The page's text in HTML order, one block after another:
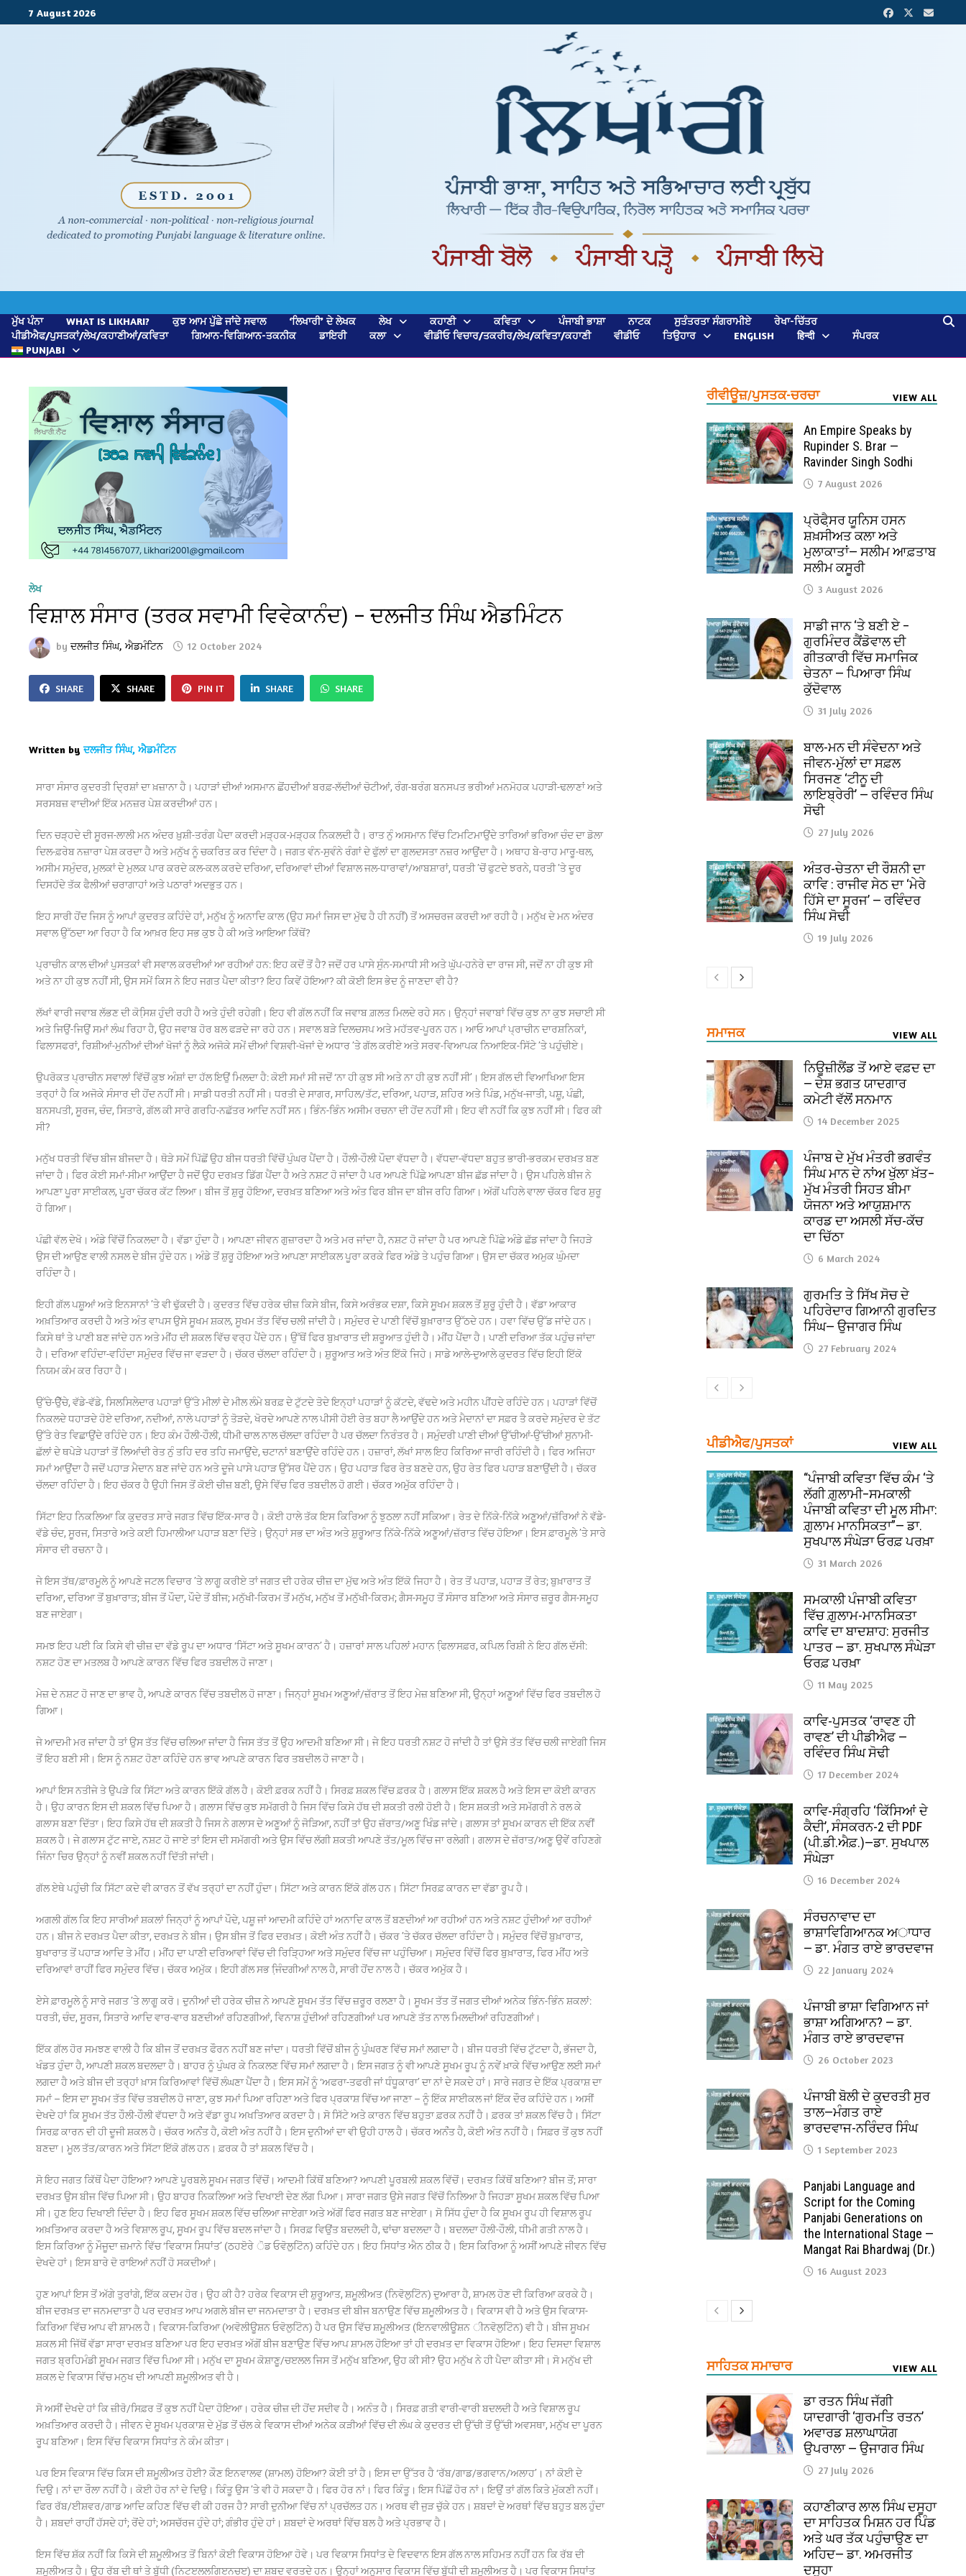
7 August 2026
ਮੁੱਖ ਪੰਨਾ WHAT IS LIKHARI? ਕੁਝ ਆਮ ਪੁੱਛੇ ਜਾਂਦੇ ਸਵਾਲ ‘ਲਿਖਾਰੀ’ ਦੇ ਲੇਖਕ ਲੇਖ ਕਹਾਣੀ ਕਵਿਤਾ ਪੰਜਾਬੀ ਭਾਸ਼ਾ ਨਾਟਕ ਸੁਤੰਤਰਤਾ ਸੰਗਰਾਮੀਏ
ਰੇਖਾ-ਚਿੱਤਰ
ਪੀਡੀਐਫ/ਪੁਸਤਕਾਂ/ਲੇਖ/ਕਹਾਣੀਆਂ/ਕਵਿਤਾ
ਗਿਆਨ-ਵਿਗਿਆਨ-ਤਕਨੀਕ ਡਾਇਰੀ ਕਲਾ ਵੀਡੀਓ ਵਿਚਾਰ/ਤਕਰੀਰ/ਲੇਖ/ਕਵਿਤਾ/ਕਹਾਣੀ ਵੀਡੀਓ ਤਿਉਹਾਰ ENGLISH हिन्दी
ਸੰਪਰਕ
PUNJABI
ਲੇਖ
ਵਿਸ਼ਾਲ ਸੰਸਾਰ (ਤਰਕ ਸਵਾਮੀ ਵਿਵੇਕਾਨੰਦ) – ਦਲਜੀਤ ਸਿੰਘ ਐਡਮਿੰਟਨ
byਦਲਜੀਤ ਸਿੰਘ, ਐਡਮੰਟਿਨ 12 October 2024
SHARE SHARE PIN IT SHARE SHARE
Written by ਦਲਜੀਤ ਸਿੰਘ, ਐਡਮੰਟਿਨ
ਸਾਰਾ ਸੰਸਾਰ ਕੁਦਰਤੀ ਦ੍ਰਿਸ਼ਾਂ ਦਾ ਖ਼ਜ਼ਾਨਾ ਹੈ। ਪਹਾੜਾਂ ਦੀਆਂ ਅਸਮਾਨ ਛੋਂਹਦੀਆਂ ਬਰਫ਼-ਲੱਦੀਆਂ ਚੋਟੀਆਂ, ਰੰਗ-ਬਰੰਗ ਬਨਸਪਤ ਭਰੀਆਂ ਮਨਮੋਹਕ ਪਹਾੜੀ-ਢਲਾਣਾਂ ਅਤੇ
ਸਰਸਬਜ਼ ਵਾਦੀਆਂ ਇੱਕ ਮਨਜ਼ਰ ਪੇਸ਼ ਕਰਦੀਆਂ ਹਨ।
ਦਿਨ ਚੜ੍ਹਦੇ ਦੀ ਸੂਰਜ-ਲਾਲੀ ਮਨ ਅੰਦਰ ਖ਼ੁਸ਼ੀ-ਤਰੰਗ ਪੈਦਾ ਕਰਦੀ ਮੜ੍ਹਕ-ਮੜ੍ਹਕ ਨਿਕਲਦੀ ਹੈ। ਰਾਤ ਨੁੰ ਅਸਮਾਨ ਵਿੱਚ ਟਿਮਟਿਮਾਉਂਦੇ ਤਾਰਿਆਂ ਭਰਿਆ ਚੰਦ ਦਾ ਡੋਲਾ
ਦਿਲ-ਫ਼ਰੇਬ ਨਜ਼ਾਰਾ ਪੇਸ਼ ਕਰਦਾ ਹੈ ਅਤੇ ਮਨੁੱਖ ਨੂੰ ਚਕਰਿਤ ਕਰ ਦਿੰਦਾ ਹੈ। ਜਗਤ ਵੰਨ-ਸੁਵੰਨੇ ਰੰਗਾਂ ਦੇ ਫੁੱਲਾਂ ਦਾ ਗੁਲਦਸਤਾ ਨਜ਼ਰ ਆਉਂਦਾ ਹੈ। ਅਥਾਹ ਬੇ-ਰਾਹ ਮਾਰੂ-ਥਲ,
ਅਸੀਮ ਸਮੁੰਦਰ, ਮੁਲਕਾਂ ਦੇ ਮੁਲਕ ਪਾਰ ਕਰਦੇ ਕਲ-ਕਲ ਕਰਦੇ ਦਰਿਆ, ਦਰਿਆਵਾਂ ਦੀਆਂ ਵਿਸ਼ਾਲ ਜਲ-ਧਾਰਾਵਾਂ/ਆਬਸ਼ਾਰਾਂ, ਧਰਤੀ ’ਚੋਂ ਫੁਟਦੇ ਝਰਨੇ, ਧਰਤੀ ’ਤੇ ਦੂਰ
ਦਿਸਹੱਦੇ ਤੱਕ ਫੈਲੀਆਂ ਚਰਾਗਾਹਾਂ ਅਤੇ ਪਠਾਰਾਂ ਅਦਭੁਤ ਹਨ।
ਇਹ ਸਾਰੀ ਹੋਂਦ ਜਿਸ ਨੂੰ ਆਪਾਂ ਕੁਦਰਤ ਕਹਿੰਦੇ ਹਾਂ, ਮਨੁੱਖ ਨੂੰ ਅਨਾਦਿ ਕਾਲ (ਉਹ ਸਮਾਂ ਜਿਸ ਦਾ ਮੁੱਢ ਹੈ ਹੀ ਨਹੀਂ) ਤੋਂ ਅਸਚਰਜ ਕਰਦੀ ਆ ਰਹੀ ਹੈ। ਮਨੁੱਖ ਦੇ ਮਨ ਅੰਦਰ
ਸਵਾਲ ਉੱਠਦਾ ਆ ਰਿਹਾ ਹੈ ਕਿ ਆਖ਼ਰ ਇਹ ਸਭ ਕੁਝ ਹੈ ਕੀ ਅਤੇ ਆਇਆ ਕਿੱਥੋਂ?
ਪ੍ਰਾਚੀਨ ਕਾਲ ਦੀਆਂ ਪੁਸਤਕਾਂ ਵੀ ਸਵਾਲ ਕਰਦੀਆਂ ਆ ਰਹੀਆਂ ਹਨ: ਇਹ ਕਦੋਂ ਤੋਂ ਹੈ? ਜਦੋਂ ਹਰ ਪਾਸੇ ਸੁੰਨ-ਸਮਾਧੀ ਸੀ ਅਤੇ ਘੁੱਪ-ਹਨੇਰੇ ਦਾ ਰਾਜ ਸੀ, ਜਦੋਂ ਨਾ ਹੀ ਕੁਝ ਸੀ
ਅਤੇ ਨਾ ਹੀ ਕੁਝ ਨਹੀਂ ਸੀ, ਉਸ ਸਮੇਂ ਕਿਸ ਨੇ ਇਹ ਜਗਤ ਪੈਦਾ ਕੀਤਾ? ਇਹ ਕਿਵੇਂ ਹੋਇਆ? ਕੀ ਕੋਈ ਇਸ ਭੇਦ ਨੂੰ ਜਾਣਦਾ ਵੀ ਹੈ?
ਲੱਖਾਂ ਵਾਰੀ ਜਵਾਬ ਲੱਭਣ ਦੀ ਕੋਸਿ਼ਸ਼ ਹੁੰਦੀ ਰਹੀ ਹੈ ਅਤੇ ਹੁੰਦੀ ਰਹੇਗੀ। ਇਹ ਵੀ ਗੱਲ ਨਹੀਂ ਕਿ ਜਵਾਬ ਗ਼ਲਤ ਮਿਲਦੇ ਰਹੇ ਸਨ। ਉਨ੍ਹਾਂ ਜਵਾਬਾਂ ਵਿੱਚ ਕੁਝ ਨਾ ਕੁਝ ਸਚਾਈ ਸੀ
ਅਤੇ ਜਿਉਂ-ਜਿਉਂ ਸਮਾਂ ਲੰਘ ਰਿਹਾ ਹੈ, ਉਹ ਜਵਾਬ ਹੋਰ ਬਲ ਫੜਦੇ ਜਾ ਰਹੇ ਹਨ। ਸਵਾਲ ਬੜੇ ਦਿਲਚਸਪ ਅਤੇ ਮਹੱਤਵ-ਪੂਰਨ ਹਨ। ਆਓ ਆਪਾਂ ਪ੍ਰਾਚੀਨ ਦਾਰਸ਼ਨਿਕਾਂ,
ਫਿਲਾਸਫਰਾਂ, ਰਿਸ਼ੀਆਂ-ਮੁਨੀਆਂ ਦੀਆਂ ਖੋਜਾਂ ਨੂੰ ਲੈਕੇ ਅਜੋਕੇ ਸਮੇਂ ਦੀਆਂ ਵਿਸ਼ਵੀ-ਖੋਜਾਂ ਦੇ ਅਧਾਰ ’ਤੇ ਗੱਲ ਕਰੀਏ ਅਤੇ ਸਰਵ-ਵਿਆਪਕ ਨਿਆਇਕ-ਸਿੱਟੇ ’ਤੇ ਪਹੁੰਚੀਏ।
ਉਪਰੋਕਤ ਪ੍ਰਾਚੀਨ ਸਵਾਲਾਂ ਵਿੱਚੋਂ ਕੁਝ ਅੰਸ਼ਾਂ ਦਾ ਹੱਲ ਇਉਂ ਮਿਲਦਾ ਹੈ: ਕੋਈ ਸਮਾਂ ਸੀ ਜਦੋਂ ‘ਨਾ ਹੀ ਕੁਝ ਸੀ ਅਤੇ ਨਾ ਹੀ ਕੁਝ ਨਹੀਂ ਸੀ’। ਇਸ ਗੱਲ ਦੀ ਵਿਆਖਿਆ ਇਸ
ਤਰ੍ਹਾਂ ਹੈ ਕਿ ਅਜੋਕੇ ਸੰਸਾਰ ਦੀ ਹੋਂਦ ਨਹੀਂ ਸੀ। ਸਾਡੀ ਧਰਤੀ ਨਹੀਂ ਸੀ। ਧਰਤੀ ਦੇ ਸਾਗਰ, ਸਾਹਿਲ/ਤੱਟ, ਦਰਿਆ, ਪਹਾੜ, ਸ਼ਹਿਰ ਅਤੇ ਪਿੰਡ, ਮਨੁੱਖ-ਜਾਤੀ, ਪਸ਼ੂ, ਪੰਛੀ,
ਬਨਸਪਤੀ, ਸੂਰਜ, ਚੰਦ, ਸਿਤਾਰੇ, ਗੱਲ ਕੀ ਸਾਰੇ ਗਰਹਿ-ਨਛੱਤਰ ਆਦਿ ਨਹੀਂ ਸਨ। ਭਿੰਨ-ਭਿੰਨ ਅਸੀਮ ਰਚਨਾ ਦੀ ਹੋਂਦ ਨਹੀਂ ਸੀ। ਇਹ ਵੀ ਨਹੀਂ ਕਿ ਕੁਝ ਨਹੀਂ ਸੀ। ਫਿਰ ਕੀ
ਸੀ?
ਮਨੁੱਖ ਧਰਤੀ ਵਿੱਚ ਬੀਜ ਬੀਜਦਾ ਹੈ। ਥੋੜੇ ਸਮੇਂ ਪਿੱਛੋਂ ਉਹ ਬੀਜ ਧਰਤੀ ਵਿੱਚੋਂ ਪੁੰਘਰ ਪੈਂਦਾ ਹੈ। ਹੌਲੀ-ਹੌਲੀ ਪੌਦਾ ਵੱਧਦਾ ਹੈ। ਵੱਧਦਾ-ਵੱਧਦਾ ਬਹੁਤ ਭਾਰੀ-ਭਰਕਮ ਦਰਖ਼ਤ ਬਣ
ਜਾਂਦਾ ਹੈ। ਫਿਰ ਕੋਈ ਸਮਾਂ-ਸੀਮਾ ਆਉਂਦਾ ਹੈ ਜਦੋਂ ਉਹ ਦਰਖ਼ਤ ਡਿੱਗ ਪੈਂਦਾ ਹੈ ਅਤੇ ਨਸ਼ਟ ਹੋ ਜਾਂਦਾ ਹੈ ਪਰ ਆਪਣੇ ਪਿੱਛੇ ਆਪਣਾ ਬੀਜ ਛੱਡ ਜਾਂਦਾ ਹੈ। ਉਸ ਪਹਿਲੇ ਬੀਜ ਨੇ
ਆਪਣਾ ਪੂਰਾ ਸਾਈਕਲ, ਪੂਰਾ ਚੱਕਰ ਕੱਟ ਲਿਆ। ਬੀਜ ਤੋਂ ਸ਼ੁਰੂ ਹੋਇਆ, ਦਰਖ਼ਤ ਬਣਿਆ ਅਤੇ ਅੰਤ ਫਿਰ ਬੀਜ ਦਾ ਬੀਜ ਰਹਿ ਗਿਆ। ਅੱਗੋਂ ਪਹਿਲੇ ਵਾਲਾ ਚੱਕਰ ਫਿਰ ਸ਼ੁਰੂ
ਹੋ ਗਿਆ।
ਪੰਛੀ ਵੱਲ ਦੇਖੋ। ਅੰਡੇ ਵਿੱਚੋਂ ਨਿਕਲਦਾ ਹੈ। ਵੱਡਾ ਹੁੰਦਾ ਹੈ। ਆਪਣਾ ਜੀਵਨ ਗੁਜ਼ਾਰਦਾ ਹੈ ਅਤੇ ਮਰ ਜਾਂਦਾ ਹੈ, ਨਸ਼ਟ ਹੋ ਜਾਂਦਾ ਹੈ ਪਰ ਆਪਣੇ ਪਿੱਛੇ ਅੰਡੇ ਛੱਡ ਜਾਂਦਾ ਹੈ ਜਿਹੜੇ
ਉਸ ਦੀ ਆਉਣ ਵਾਲੀ ਨਸਲ ਦੇ ਬੀਜ ਹੁੰਦੇ ਹਨ। ਅੰਡੇ ਤੋਂ ਸ਼ੁਰੂ ਹੋਇਆ ਅਤੇ ਆਪਣਾ ਸਾਈਕਲ ਪੂਰਾ ਕਰਕੇ ਫਿਰ ਅੰਡੇ ਤੇ ਪਹੁੰਚ ਗਿਆ। ਉਸ ਦਾ ਚੱਕਰ ਅਮੁਕ ਘੁੰਮਦਾ
ਰਹਿੰਦਾ ਹੈ।
ਇਹੀ ਗੱਲ ਪਸ਼ੂਆਂ ਅਤੇ ਇਨਸਾਨਾਂ ’ਤੇ ਵੀ ਢੁੱਕਦੀ ਹੈ। ਕੁਦਰਤ ਵਿੱਚ ਹਰੇਕ ਚੀਜ਼ ਕਿਸੇ ਬੀਜ, ਕਿਸੇ ਅਰੰਭਕ ਦਸ਼ਾ, ਕਿਸੇ ਸੂਖਮ ਸ਼ਕਲ ਤੋਂ ਸ਼ੁਰੂ ਹੁੰਦੀ ਹੈ। ਵੱਡਾ ਆਕਾਰ
ਅਖ਼ਤਿਆਰ ਕਰਦੀ ਹੈ ਅਤੇ ਅੰਤ ਵਾਪਸ ਉਸੇ ਸੂਖਮ ਸ਼ਕਲ, ਸੂਖਮ ਤੱਤ ਵਿੱਚ ਚਲੀ ਜਾਂਦੀ ਹੈ। ਸਮੁੰਦਰ ਦੇ ਪਾਣੀ ਵਿੱਚੋਂ ਬੁਖ਼ਾਰਾਤ ਉੱਠਦੇ ਹਨ। ਹਵਾ ਵਿੱਚ ਉੱਡ ਜਾਂਦੇ ਹਨ।
ਕਿਸੇ ਥਾਂ ਤੇ ਪਾਣੀ ਬਣ ਜਾਂਦੇ ਹਨ ਅਤੇ ਮੀਂਹ ਦੀ ਸ਼ਕਲ ਵਿੱਚ ਵਰ੍ਹ ਪੈਂਦੇ ਹਨ। ਉੱਥੋਂ ਫਿਰ ਬੁਖ਼ਾਰਾਤ ਦੀ ਸ਼ਰੂਆਤ ਹੁੰਦੀ ਹੈ। ਮੀਂਹ ਪੈਂਦਾ ਹੈ। ਪਾਣੀ ਦਰਿਆ ਤੱਕ ਪਹੁੰਚ ਜਾਂਦਾ
ਹੈ। ਦਰਿਆ ਵਹਿੰਦਾ-ਵਹਿੰਦਾ ਸਮੁੰਦਰ ਵਿੱਚ ਜਾ ਵੜਦਾ ਹੈ। ਚੱਕਰ ਚੱਲਦਾ ਰਹਿੰਦਾ ਹੈ। ਸ਼ੁਰੂਆਤ ਅਤੇ ਅੰਤ ਇੱਕੋ ਜਿਹੇ। ਸਾਡੇ ਆਲੇ-ਦੁਆਲੇ ਕੁਦਰਤ ਵਿੱਚ ਇਹੀ ਇੱਕੋ
ਨਿਯਮ ਕੰਮ ਕਰ ਰਿਹਾ ਹੈ।
ਉੱਚੇ-ਉੇੱਚੇ, ਵੱਡੇ-ਵੱਡੇ, ਸਿਲਸਿਲੇਦਾਰ ਪਹਾੜਾਂ ਉੱਤੇ ਮੀਲਾਂ ਦੇ ਮੀਲ ਲੰਮੇ ਬਰਫ਼ ਦੇ ਟੁੱਟਦੇ ਤੋਦੇ ਇਨ੍ਹਾਂ ਪਹਾੜਾਂ ਨੂੰ ਕੱਟਦੇ, ਵੱਢਦੇ ਅਤੇ ਮਹੀਨ ਪੀਂਹਦੇ ਰਹਿੰਦੇ ਹਨ। ਪਹਾੜਾਂ ਵਿੱਚੋਂ
ਨਿਕਲਦੇ ਧਹਾੜਦੇ ਹੋਏ ਦਰਿਆ, ਨਦੀਆਂ, ਨਾਲੇ ਪਹਾੜਾਂ ਨੂੰ ਤੋੜਦੇ, ਖੋਰਦੇ ਆਪਣੇ ਨਾਲ ਪੀਸੀ ਹੋਈ ਰੇਤ ਬਹਾ ਲੈ ਆਉਂਦੇ ਹਨ ਅਤੇ ਮੈਦਾਨਾਂ ਦਾ ਸਫ਼ਰ ਤੈ ਕਰਦੇ ਸਮੁੰਦਰ ਦੇ ਤੱਟ
ਉੱਤੇ ਰੇਤ ਵਿਛਾਉਂਦੇ ਰਹਿੰਦੇ ਹਨ। ਇਹ ਕੰਮ ਹੌਲੀ-ਹੌਲੀ, ਧੀਮੀ ਚਾਲ ਨਾਲ ਚੱਲਦਾ ਰਹਿੰਦਾ ਹੈ ਪਰ ਚੱਲਦਾ ਨਿਰੰਤਰ ਹੈ। ਸਮੁੰਦਰੀ ਪਾਣੀ ਦੀਆਂ ਉੱਚੀਆਂ-ਉੱਚੀਆਂ ਸੁਨਾਮੀ-
ਛੱਲਾਂ ਦੇ ਥਪੇੜੇ ਪਹਾੜਾਂ ਤੋਂ ਲਿਆਂਦੀ ਰੇਤ ਨੁੰ ਤਹਿ ਦਰ ਤਹਿ ਜਮਾਉਂਦੇ, ਚਟਾਨਾਂ ਬਣਾਉਂਦੇ ਰਹਿੰਦੇ ਹਨ। ਹਜ਼ਾਰਾਂ, ਲੱਖਾਂ ਸਾਲ ਇਹ ਕਿਰਿਆ ਜਾਰੀ ਰਹਿੰਦੀ ਹੈ। ਫਿਰ ਅਜਿਹਾ
ਸਮਾਂ ਆਉਂਦਾ ਹੈ ਜਦੋਂ ਪਹਾੜ ਮੈਦਾਨ ਬਣ ਜਾਂਦੇ ਹਨ ਅਤੇ ਦੂਜੇ ਪਾਸੇ ਪਹਾੜ ਉੱਸਰ ਪੈਂਦੇ ਹਨ। ਉਹ ਪਹਾੜ ਫਿਰ ਰੇਤ ਬਣਦੇ ਹਨ, ਉਹ ਰੇਤ ਫਿਰ ਪਹਾੜ ਬਣਾਉਂਦੀ ਹੈ। ਚੱਕਰ
ਚੱਲਦਾ ਰਹਿੰਦਾ ਹੈ। ਇਹ ਚੱਕਰ ਹੈ ਉਹੀ ਜਿਸ ਤੋਂ ਕੋਈ ਚੀਜ਼ ਬਣੀ, ਉਸੇ ਵਿੱਚ ਫਿਰ ਤਬਦੀਲ ਹੋ ਗਈ। ਚੱਕਰ ਅਮੁੱਕ ਰਹਿੰਦਾ ਹੈ।
ਸਿੱਟਾ ਇਹ ਨਿਕਲਿਆ ਕਿ ਕੁਦਰਤ ਸਾਰੇ ਜਗਤ ਵਿੱਚ ਇੱਕ-ਸਾਰ ਹੈ। ਕੋਈ ਹਾਲੇ ਤੱਕ ਇਸ ਕਿਰਿਆ ਨੂੰ ਝੁਠਲਾ ਨਹੀਂ ਸਕਿਆ। ਰੇਤ ਦੇ ਨਿੱਕੇ-ਨਿੱਕੇ ਅਣੂਆਂ/ਜ਼ੱਰਿਆਂ ਨੇ ਵੱਡੇ-
ਵੱਡੇ ਚੰਦ, ਸੂਰਜ, ਸਿਤਾਰੇ ਅਤੇ ਕਈ ਹਿਮਾਲੀਆ ਪਹਾੜ ਬਣਾ ਦਿੱਤੇ। ਉਨ੍ਹਾਂ ਸਭ ਦਾ ਅੰਤ ਅਤੇ ਸ਼ੁਰੂਆਤ ਨਿੱਕੇ-ਨਿੱਕੇ ਅਣੂਆਂ/ਜ਼ੱਰਾਤ ਵਿੱਚ ਹੋਇਆ। ਇਸ ਫ਼ਾਰਮੂਲੇ ’ਤੇ ਸਾਰੇ
ਸੰਸਾਰ ਦੀ ਰਚਨਾ ਹੈ।
ਜੇ ਇਸ ਤੱਥ/ਫ਼ਾਰਮੂਲੇ ਨੂੰ ਆਪਣੇ ਜਟਲ ਵਿਚਾਰ ’ਤੇ ਲਾਗੂ ਕਰੀਏ ਤਾਂ ਜਗਤ ਦੀ ਹਰੇਕ ਚੀਜ਼ ਦਾ ਮੁੱਢ ਅਤੇ ਅੰਤ ਇੱਕੋ ਜਿਹਾ ਹੈ। ਰੇਤ ਤੋਂ ਪਹਾੜ, ਪਹਾੜ ਤੋਂ ਰੇਤ; ਬੁਖ਼ਾਰਾਤ ਤੋਂ
ਦਰਿਆ, ਦਰਿਆ ਤੋਂ ਬੁਖ਼ਾਰਾਤ; ਬੀਜ ਤੋਂ ਪੌਦਾ, ਪੌਦੇ ਤੋਂ ਬੀਜ; ਮਨੁੱਖੀ-ਕਿਰਮ ਤੋਂ ਮਨੁੱਖ, ਮਨੁੱਖ ਤੋਂ ਮਨੁੱਖੀ-ਕਿਰਮ; ਗੈਸ-ਸਮੂਹ ਤੋਂ ਸੰਸਾਰ ਬਣਿਆ ਅਤੇ ਸੰਸਾਰ ਜ਼ਰੂਰ ਗੈਸ-ਸਮੂਹ
ਬਣ ਜਾਏਗਾ।
ਸਮਝ ਇਹ ਪਈ ਕਿ ਕਿਸੇ ਵੀ ਚੀਜ਼ ਦਾ ਵੱਡੇ ਰੂਪ ਦਾ ਅਧਾਰ ‘ਸਿੱਟਾ ਅਤੇ ਸੂਖਮ ਕਾਰਨ’ ਹੈ। ਹਜ਼ਾਰਾਂ ਸਾਲ ਪਹਿਲਾਂ ਮਹਾਨ ਫਿ਼ਲਾਸਫ਼ਰ, ਕਪਿਲ ਰਿਸ਼ੀ ਨੇ ਇਹ ਗੱਲ ਦੱਸੀ:
ਨਸ਼ਟ ਹੋਣ ਦਾ ਮਤਲਬ ਹੈ ਆਪਣੇ ਕਾਰਨ ਵਿੱਚ ਫਿਰ ਤਬਦੀਲ ਹੋ ਜਾਣਾ।
ਮੇਜ਼ ਦੇ ਨਸ਼ਟ ਹੋ ਜਾਣ ਦਾ ਭਾਵ ਹੈ, ਆਪਣੇ ਕਾਰਨ ਵਿੱਚ ਤਬਦੀਲ ਹੋ ਜਾਣਾ। ਜਿਨ੍ਹਾਂ ਸੂਖਮ ਅਣੂਆਂ/ਜ਼ੱਰਾਤ ਤੋਂ ਇਹ ਮੇਜ਼ ਬਣਿਆ ਸੀ, ਉਨ੍ਹਾਂ ਅਣੂਆਂ ਵਿੱਚ ਫਿਰ ਤਬਦੀਲ ਹੋ
ਗਿਆ।
ਜੇ ਆਦਮੀ ਮਰ ਜਾਂਦਾ ਹੈ ਤਾਂ ਉਸ ਤੱਤ ਵਿੱਚ ਚਲਿਆ ਜਾਂਦਾ ਹੈ ਜਿਸ ਤੱਤ ਤੋਂ ਉਹ ਆਦਮੀ ਬਣਿਆ ਸੀ। ਜੇ ਇਹ ਧਰਤੀ ਨਸ਼ਟ ਹੋ ਜਾਂਦੀ ਹੈ ਤਾਂ ਉਸੇ ਤੱਤ ਵਿੱਚ ਚਲੀ ਜਾਏਗੀ ਜਿਸ
ਤੋਂ ਇਹ ਬਣੀ ਸੀ। ਇਸ ਨੂੰ ਨਸ਼ਟ ਹੋਣਾ ਕਹਿੰਦੇ ਹਨ ਭਾਵ ਆਪਣੇ ਕਾਰਨ ਫਿਰ ਤਬਦੀਲ ਹੋ ਜਾਣਾ ਹੈ।
ਆਪਾਂ ਇਸ ਨਤੀਜੇ ਤੇ ਉਪੜੇ ਕਿ ਸਿੱਟਾ ਅਤੇ ਕਾਰਨ ਇੱਕੋ ਗੱਲ ਹੈ। ਕੋਈ ਫ਼ਰਕ ਨਹੀਂ ਹੈ। ਸਿਰਫ਼ ਸ਼ਕਲ ਵਿੱਚ ਫ਼ਰਕ ਹੈ। ਗਲਾਸ ਇੱਕ ਸ਼ਕਲ ਹੈ ਅਤੇ ਇਸ ਦਾ ਕੋਈ ਕਾਰਨ
ਹੈ। ਉਹ ਕਾਰਨ ਇਸ ਦੀ ਸ਼ਕਲ ਵਿੱਚ ਪਿਆ ਹੈ। ਗਲਾਸ ਵਿੱਚ ਕੁਝ ਸਮੱਗਰੀ ਹੈ ਜਿਸ ਵਿੱਚ ਕਿਸੇ ਹੱਥ ਦੀ ਸ਼ਕਤੀ ਰਲੀ ਹੋਈ ਹੈ। ਇਸ ਸ਼ਕਤੀ ਅਤੇ ਸਮੱਗਰੀ ਨੇ ਰਲ ਕੇ
ਗਲਾਸ ਬਣਾ ਦਿੱਤਾ। ਇਹ ਕਿਸੇ ਹੱਥ ਦੀ ਸ਼ਕਤੀ ਹੈ ਜਿਸ ਨੇ ਗਲਾਸ ਦੇ ਅਣੂਆਂ ਨੂੰ ਜੋੜਿਆ, ਨਹੀਂ ਤਾਂ ਉਹ ਜ਼ੱਰਾਤ/ਅਣੂ ਖਿੰਡ ਜਾਂਦੇ। ਗਲਾਸ ਤਾਂ ਸੂਖਮ ਕਾਰਨ ਦੀ ਇੱਕ ਨਵੀਂ
ਸ਼ਕਲ ਹੈ। ਜੇ ਗਲਾਸ ਟੁੱਟ ਜਾਏ, ਨਸ਼ਟ ਹੋ ਜਾਏ ਤਾਂ ਇਸ ਦੀ ਸਮੱਗਰੀ ਅਤੇ ਉਸ ਵਿੱਚ ਲੱਗੀ ਸ਼ਕਤੀ ਆਪਣੇ ਤੱਤ/ਮੂਲ ਵਿੱਚ ਜਾ ਰਲੇਗੀ। ਗਲਾਸ ਦੇ ਜ਼ੱਰਾਤ/ਅਣੂ ਉਵੇਂ ਰਹਿਣਗੇ
ਜਿੰਨਾ ਚਿਰ ਉਨ੍ਹਾਂ ਨੂੰ ਨਵੀਂ ਸ਼ਕਲ ਨਹੀਂ ਦਿੱਤੀ ਜਾਂਦੀ।
ਗੱਲ ਏਥੇ ਪਹੁੰਚੀ ਕਿ ਸਿੱਟਾ ਕਦੇ ਵੀ ਕਾਰਨ ਤੋਂ ਵੱਖ ਤਰ੍ਹਾਂ ਦਾ ਨਹੀਂ ਹੁੰਦਾ। ਸਿੱਟਾ ਅਤੇ ਕਾਰਨ ਇੱਕੋ ਗੱਲ ਹਨ। ਸਿੱਟਾ ਸਿਰਫ਼ ਕਾਰਨ ਦਾ ਵੱਡਾ ਰੂਪ ਹੈ।
ਅਗਲੀ ਗੱਲ ਕਿ ਇਹ ਸਾਰੀਆਂ ਸ਼ਕਲਾਂ ਜਿਨ੍ਹਾਂ ਨੂੰ ਆਪਾਂ ਪੌਦੇ, ਪਸ਼ੂ ਜਾਂ ਆਦਮੀ ਕਹਿੰਦੇ ਹਾਂ ਅਨਾਦਿ ਕਾਲ ਤੋਂ ਬਣਦੀਆਂ ਆ ਰਹੀਆਂ ਹਨ ਅਤੇ ਨਸ਼ਟ ਹੁੰਦੀਆਂ ਆ ਰਹੀਆਂ
ਹਨ। ਬੀਜ ਨੇ ਦਰਖ਼ਤ ਪੈਦਾ ਕੀਤਾ, ਦਰਖ਼ਤ ਨੇ ਬੀਜ। ਉਸ ਬੀਜ ਤੋਂ ਫਿਰ ਦਰਖ਼ਤ। ਕੋਈ ਅੰਤ ਨਹੀਂ ਹੈ। ਚੱਕਰ ’ਤੇ ਚੱਕਰ ਚੱਲਦਾ ਰਹਿੰਦਾ ਹੈ। ਸਮੁੰਦਰ ਵਿੱਚੋਂ ਬੁਖ਼ਾਰਾਤ,
ਬੁਖਾਰਾਤ ਤੋਂ ਪਹਾੜ ਆਦਿ ਤੇ ਮੀਂਹ। ਮੀਂਹ ਦਾ ਪਾਣੀ ਦਰਿਆਵਾਂ ਵਿੱਚ ਦੀ ਰਿੜ੍ਹਿਆ ਅਤੇ ਸਮੁੰਦਰ ਵਿੱਚ ਜਾ ਪਹੁੰਚਿਆ। ਸਮੁੰਦਰ ਵਿੱਚੋਂ ਫਿਰ ਬੁਖ਼ਾਰਾਤ, ਫਿਰ ਮੀਂਹ ਅਤੇ
ਦਰਿਆਵਾਂ ਰਾਹੀਂ ਫਿਰ ਸਮੁੰਦਰ ਵਿੱਚ। ਚੱਕਰ ਅਮੁੱਕ। ਇਹੀ ਗੱਲ ਸਭ ਜਿ਼ੰਦਗੀਆਂ ਨਾਲ ਹੈ, ਸਾਰੀ ਹੋਂਦ ਨਾਲ ਹੈ। ਚੱਕਰ ਅਮੁੱਕ ਹੈ।
ਏਸੇ ਫ਼ਾਰਮੂਲੇ ਨੂੰ ਸਾਰੇ ਜਗਤ ’ਤੇ ਲਾਗੂ ਕਰੋ। ਦੁਨੀਆਂ ਦੀ ਹਰੇਕ ਚੀਜ਼ ਨੇ ਆਪਣੇ ਸੂਖਮ ਤੱਤ ਵਿੱਚ ਜ਼ਰੂਰ ਰਲਣਾ ਹੈ। ਸੂਖਮ ਤੱਤ ਤੋਂ ਜਗਤ ਦੀਆਂ ਅਨੇਕ ਭਿੰਨ-ਭਿੰਨ ਸ਼ਕਲਾਂ:
ਧਰਤੀ, ਚੰਦ, ਸੂਰਜ, ਸਿਤਾਰੇ ਆਦਿ ਵਾਰ-ਵਾਰ ਬਣਦੀਆਂ ਰਹਿਣਗੀਆਂ, ਵਿਨਾਸ਼ ਹੁੰਦੀਆਂ ਰਹਿਣਗੀਆਂ ਪਰ ਆਪਣੇ ਤੱਤ ਨਾਲ ਮਿਲਦੀਆਂ ਰਹਿਣਗੀਆਂ।
ਇੱਕ ਗੱਲ ਹੋਰ ਸਮਝਣ ਵਾਲੀ ਹੈ ਕਿ ਬੀਜ ਤੋਂ ਦਰਖ਼ਤ ਫੌਰਨ ਨਹੀਂ ਬਣ ਜਾਂਦਾ। ਧਰਤੀ ਵਿੱਚੋਂ ਬੀਜ ਨੂੰ ਪੁੰਘਰਣ ਵਿੱਚ ਸਮਾਂ ਲਗਦਾ ਹੈ। ਬੀਜ ਧਰਤੀ ਵਿੱਚ ਟੁੱਟਦਾ ਹੈ, ਭੱਜਦਾ ਹੈ,
ਖੰਡਤ ਹੁੰਦਾ ਹੈ, ਆਪਣੀ ਸ਼ਕਲ ਬਦਲਦਾ ਹੈ। ਬਾਹਰ ਨੂੰ ਪੁੰਘਰ ਕੇ ਨਿਕਲਣ ਵਿੱਚ ਸਮਾਂ ਲਗਦਾ ਹੈ। ਇਸ ਜਗਤ ਨੂੰ ਵੀ ਆਪਣੇ ਸੂਖਮ ਰੂਪ ਨੂੰ ਨਵੇਂ ਖ਼ਾਕੇ ਵਿੱਚ ਆਉਣ ਲਈ ਸਮਾਂ
ਲਗਦਾ ਹੈ ਅਤੇ ਬੀਜ ਦੀ ਤਰ੍ਹਾਂ ਖ਼ਾਸ ਕਿਰਿਆਵਾਂ ਵਿੱਚੋਂ ਲੰਘਣਾ ਪੈਂਦਾ ਹੈ। ਇਸ ਸਮੇਂ ਨੂੰ ‘ਅਫਰਾ-ਤਫਰੀ ਜਾਂ ਧੰਧੂਕਾਰਾ’ ਦਾ ਨਾਂ ਦੇ ਸਕਦੇ ਹਾਂ। ਸਾਰੇ ਜਗਤ ਦੇ ਇੱਕ ਪ੍ਰਕਾਸ਼ ਦਾ
ਸਮਾਂ – ਇਸ ਦਾ ਸੂਖਮ ਤੱਤ ਵਿੱਚ ਤਬਦੀਲ ਹੋ ਜਾਣਾ, ਕੁਝ ਸਮਾਂ ਪਿਆ ਰਹਿਣਾ ਅਤੇ ਫਿਰ ਪ੍ਰਕਾਸ਼ ਵਿੱਚ ਆ ਜਾਣਾ – ਨੂੰ ਇੱਕ ਸਾਈਕਲ ਜਾਂ ਇੱਕ ਦੌਰ ਕਹਿੰਦੇ ਹਨ। ਅਸੀਂ
ਦੇਖਦੇ ਹਾਂ ਕਿ ਸੂਖਮ ਤੱਤ ਹੌਲੀ-ਹੌਲੀ ਵੱਧਦਾ ਹੈ ਅਤੇ ਵੱਡਾ ਰੂਪ ਅਖਤਿਆਰ ਕਰਦਾ ਹੈ। ਸੋ ਸਿੱਟੇ ਅਤੇ ਕਾਰਨ ਵਿੱਚ ਬਹੁਤਾ ਫ਼ਰਕ ਨਹੀਂ ਹੈ। ਫ਼ਰਕ ਤਾਂ ਸ਼ਕਲ ਵਿੱਚ ਹੈ। ਸਿੱਟਾ
ਸਿਰਫ਼ ਕਾਰਨ ਦੀ ਹੀ ਦੂਜੀ ਸ਼ਕਲ ਹੈ। ਚੱਕਰ ਅਨਂੰਤ ਹੈ, ਕੋਈ ਅੰਤ ਨਹੀਂ ਹੈ। ਇਸ ਦੁਨੀਆਂ ਦਾ ਵੀ ਉਹੀ ਹਾਲ ਹੈ। ਚੱਕਰ ਅਨਂੰਤ ਹੈ, ਕੋਈ ਅੰਤ ਨਹੀਂ ਹੈ। ਸਿਫ਼ਰ ਤੋਂ ਕੁਝ ਨਹੀਂ
ਬਣਦਾ। ਮੂਲ ਤੱਤ/ਕਾਰਨ ਅਤੇ ਸਿੱਟਾ ਇੱਕੋ ਗੱਲ ਹਨ। ਫ਼ਰਕ ਹੈ ਤਾਂ ਸ਼ਕਲ ਵਿੱਚ ਹੈ।
ਸੋ ਇਹ ਜਗਤ ਕਿੱਥੋਂ ਪੈਦਾ ਹੋਇਆ? ਆਪਣੇ ਪੂਰਬਲੇ ਸੂਖਮ ਜਗਤ ਵਿੱਚੋਂ। ਆਦਮੀ ਕਿੱਥੋਂ ਬਣਿਆ? ਆਪਣੀ ਪੂਰਬਲੀ ਸ਼ਕਲ ਵਿੱਚੋਂ। ਦਰਖ਼ਤ ਕਿੱਥੋਂ ਬਣਿਆ? ਬੀਜ ਤੋਂ; ਸਾਰਾ
ਦਰਖ਼ਤ ਉਸ ਬੀਜ ਵਿੱਚ ਪਿਆ ਸੀ। ਉਹ ਬਾਹਰ ਨਿਕਲਿਆ ਅਤੇ ਦਿਖਾਈ ਦੇਣ ਲੱਗ ਪਿਆ। ਸਾਰਾ ਜਗਤ ਉਸੇ ਜਗਤ ਵਿੱਚੋਂ ਨਿਲਿਆ ਹੈ ਜਿਹੜਾ ਸੂਖਮ ਸ਼ਕਲ ਵਿੱਚ ਪਿਆ
ਸੀ। ਹੁਣ ਇਹ ਦਿਖਾਈ ਦਿੰਦਾ ਹੈ। ਇਹ ਫਿਰ ਸੂਖਮ ਸ਼ਕਲ ਵਿੱਚ ਚਲਿਆ ਜਾਏਗਾ ਅਤੇ ਅੱਗੋਂ ਫਿਰ ਜਗਤ ਬਣ ਜਾਏਗਾ। ਸੋ ਸਿੱਧ ਹੁੰਦਾ ਹੈ ਕਿ ਸੂਖਮ ਰੂਪ ਹੀ ਵਿਸ਼ਾਲ ਰੂਪ
ਅਖ਼ਤਿਆਰ ਕਰਦਾ ਹੈ ਅਤੇ ਵਿਸ਼ਾਲ ਰੂਪ, ਸੂਖਮ ਰੂਪ ਵਿੱਚ ਬਦਲ ਜਾਂਦਾ ਹੈ। ਸਿਰਫ਼ ਵਿਉਂਤ ਬਦਲਦੀ ਹੈ, ਢਾਂਚਾ ਬਦਲਦਾ ਹੈ। ਬਦਲਦਾ ਹੌਲੀ-ਹੌਲੀ, ਧੀਮੀ ਗਤੀ ਨਾਲ ਹੈ।
ਇਸ ਕਿਰਿਆ ਨੂੰ ਮੌਜੂਦਾ ਜ਼ਮਾਨੇ ਵਿੱਚ ‘ਵਿਕਾਸ ਸਿਧਾਂਤ’ (ਠਹੲੋਰੇ ੋਡ ਓਵੋਲੁਟੋਿਨ) ਕਹਿੰਦੇ ਹਨ। ਇਹ ਸਿਧਾਂਤ ਐਨ ਠੀਕ ਹੈ। ਇਸ ਕਿਰਿਆ ਨੂੰ ਅਸੀਂ ਆਪਣੇ ਜੀਵਨ ਵਿੱਚ
ਦੇਖਦੇ ਹਾਂ। ਇਸ ਬਾਰੇ ਦੋ ਰਾਇਆਂ ਨਹੀਂ ਹੋ ਸਕਦੀਆਂ।
ਹੁਣ ਆਪਾਂ ਇਸ ਤੋਂ ਅੱਗੇ ਤੁਰਾਂਗੇ, ਇੱਕ ਕਦਮ ਹੋਰ। ਉਹ ਕੀ ਹੈ? ਹਰੇਕ ਵਿਕਾਸ ਦੀ ਸ਼ੁਰੂਆਤ, ਸ਼ਮੂਲੀਅਤ (ਨਿਵੋਲੁਟੋਿਨ) ਦੁਆਰਾ ਹੈ, ਸ਼ਾਮਲ ਹੋਣ ਦੀ ਕਿਰਿਆ ਕਰਕੇ ਹੈ।
ਬੀਜ ਦਰਖ਼ਤ ਦਾ ਜਨਮਦਾਤਾ ਹੈ ਪਰ ਦਰਖ਼ਤ ਆਪ ਅਗਲੇ ਬੀਜ ਦਾ ਜਨਮਦਾਤਾ ਹੈ। ਦਰਖ਼ਤ ਦੀ ਬੀਜ ਬਨਾਉਣ ਵਿੱਚ ਸ਼ਮੂਲੀਅਤ ਹੈ। ਵਿਕਾਸ ਵੀ ਹੈ ਅਤੇ ਉਸ ਵਿਕਾਸ-
ਕਿਰਿਆ ਵਿੱਚ ਆਪ ਵੀ ਸ਼ਾਮਲ ਹੈ। ਵਿਕਾਸ-ਕਿਰਿਆ (ਅਵੋਲੀਊਸ਼ਨ ਓਵੋਲੁਟੋਿਨ) ਹੈ ਪਰ ਉਸ ਵਿੱਚ ਸ਼ਮੂਲੀਅਤ (ਇਨਵਾਲੀਊਸ਼ਨ ੀਨਵੋਲੁਟੋਿਨ) ਵੀ ਹੈ। ਬੀਜ ਸੂਖਮ
ਸ਼ਕਲ ਸੀ ਜਿੱਥੋਂ ਵੱਡਾ ਸਾਰਾ ਦਰਖ਼ਤ ਬਣਿਆ ਪਰ ਇਹ ਦਰਖ਼ਤ ਅੱਗੋਂ ਬੀਜ ਬਣਾਉਣ ਵਿੱਚ ਆਪ ਸ਼ਾਮਲ ਹੋਇਆ ਤਾਂ ਹੀ ਦਰਖ਼ਤ ਦਾ ਵਿਕਾਸ ਹੋਇਆ। ਇਹ ਦਿਸਦਾ ਵਿਸ਼ਾਲ
ਜਗਤ ਬ੍ਰਹਿਮੰਡੀ ਸੂਖਮ ਜਗਤ ਵਿੱਚ ਪਿਆ ਸੀ। ਮਨੁੱਖ ਦਾ ਸੂਖਮ ਕੋਸ਼ਾਣੂ/ਚੲਲਲ ਜਿਸ ਤੋਂ ਮਨੁੱਖ ਬਣਿਆ, ਉਹ ਕੀ ਸੀ? ਉਹ ਮਨੁੱਖ ਨੇ ਹੀ ਪੈਦਾ ਕੀਤਾ ਸੀ। ਸੋ ਮਨੁੱਖ ਦੀ
ਸ਼ਕਲ ਦੇ ਵਿਕਾਸ ਵਿੱਚ ਮਨੁਖ ਦੀ ਆਪਣੀ ਸ਼ਮੂਲੀਅਤ ਵੀ ਹੈ।
ਸੋ ਅਸੀਂ ਦੇਖਦੇ ਹਾਂ ਕਿ ਜ਼ੀਰੋ/ਸਿਫ਼ਰ ਤੋਂ ਕੁਝ ਨਹੀਂ ਪੈਦਾ ਹੋਇਆ। ਹਰੇਕ ਚੀਜ਼ ਦੀ ਹੋਂਦ ਸਦੀਵ ਹੈ। ਅਨੰਤ ਹੈ। ਸਿਰਫ਼ ਗਤੀ ਵਾਰੀ-ਵਾਰੀ ਬਦਲਦੀ ਹੈ ਅਤੇ ਵਿਸ਼ਾਲ ਰੂਪ
ਅਖ਼ਤਿਆਰ ਕਰਦੀ ਹੈ। ਜੀਵਨ ਦੇ ਸੂਖਮ ਪ੍ਰਕਾਸ਼ ਦੇ ਮੁੱਡ ਤੋਂ ਚੱਲ ਕੇ ਵਿਕਾਸ ਦੀਆਂ ਅਨੇਕ ਕੜੀਆਂ ਵਿੱਚ ਦੀ ਲੰਘ ਕੇ ਕੁਦਰਤ ਦੀ ਉੱਚੀ ਤੋਂ ਉੱਚੀ ਅਵਸਥਾ, ਮਨੁੱਖ ਦਾ ਪੂਰਨ
ਰੂਪ ਬਣਿਆ। ਇਸ ਵਿੱਚ ਵਿਕਾਸ ਸਿਧਾਂਤ ਨੇ ਕੰਮ ਕੀਤਾ।
ਪਰ ਇਸ ਵਿਕਾਸ ਵਿੱਚ ਕਿਸ ਦੀ ਸ਼ਮੂਲੀਅਤ ਹੋਈ? ਕੌਣ ਇਨਵਾਲਵ (ਸ਼ਾਮਲ) ਹੋਇਆ? ਕੋਈ ਤਾਂ ਹੈ। ਇਸ ਦਾ ਉੱਤਰ ਹੈ ‘ਰੱਬ/ਗਾਡ/ਭਗਵਾਨ/ਅਲਾਹ’। ਨਾਂ ਕੋਈ ਦੇ
ਦਿਉ। ਨਾਂ ਦਾ ਰੌਲਾ ਨਹੀਂ ਹੈ। ਕੋਈ ਹੋਰ ਨਾਂ ਦੇ ਦਿਉ। ਕਿੰਤੂ ਉਸ ’ਤੇ ਵੀ ਹੋ ਸਕਦਾ ਹੈ। ਫਿਰ ਹੋਰ ਨਾਂ। ਫਿਰ ਕਿੰਤੂ। ਇਸ ਪਿੱਛੋਂ ਹੋਰ ਨਾਂ। ਇਉਂ ਤਾਂ ਗੱਲ ਕਿਤੇ ਮੁੱਕਣੀ ਨਹੀਂ।
ਫਿਰ ਰੱਬ/ਈਸ਼ਵਰ/ਗਾਡ ਆਦਿ ਕਹਿਣ ਵਿੱਚ ਵੀ ਕੀ ਹਰਜ ਹੈ? ਸਾਰੀ ਦੁਨੀਆ ਵਿੱਚ ਨਾਂ ਪ੍ਰਚੱਲਤ ਹਨ। ਅਰਥ ਵੀ ਜੁੜ ਚੁੱਕੇ ਹਨ। ਸ਼ਬਦਾਂ ਦੇ ਅਰਥਾਂ ਵਿੱਚ ਬਹੁਤ ਬਲ ਹੁੰਦਾ
ਹੈ। ਸ਼ਬਦਾਂ ਰਾਹੀਂ ਹੱਸਦੇ ਹਾਂ; ਰੋਂਦੇ ਹਾਂ; ਅਸਚੱਰਜ ਹੁੰਦੇ ਹਾਂ; ਗੰਭੀਰ ਹੁੰਦੇ ਹਾਂ। ਸ਼ਬਦਾਂ ਦੇ ਅਰਥਾਂ ਵਿੱਚ ਬਲ ਹੈ ਅਤੇ ਪ੍ਰਭਾਵ ਹੈ।
ਇਸ ਵਿੱਚ ਸ਼ੱਕ ਨਹੀਂ ਕਿ ਕਿਸੇ ਦੀ ਸ਼ਮੂਲੀਅਤ ਤੋਂ ਬਿਨਾਂ ਕੋਈ ਵਿਕਾਸ ਹੋਇਆ ਹੋਵੇ। ਪਰ ਵਿਕਾਸ ਸਿਧਾਂਤ ਦੇ ਵਿਦਵਾਨ ਇਸ ਗੱਲ ਨਾਲ ਸਹਿਮਤ ਨਹੀਂ ਹਨ ਕਿ ਰੱਬ ਦੀ
ਸ਼ਮੂਲੀਅਤ ਹੈ। ਉਹ ਰੱਬ ਦੀ ਥਾਂ ਤੇ ਬੁੱਧੀ (ਨਿਟੲਲਲਗਿੲਨਚੲ) ਦਾ ਸ਼ਬਦ ਵਰਤਦੇ ਹਨ। ਉਨ੍ਹਾਂ ਅਨੁਸਾਰ ਵਿਕਾਸ ਵਿੱਚ ਬੁੱਧੀ ਦੀ ਸ਼ਮੂਲੀਅਤ ਹੈ। ਪਰ ਵਿਕਾਸ ਸਿਧਾਂਤ
ਰੀਵੀਊਜ਼/ਪੁਸਤਕ-ਚਰਚਾ VIEW ALL
An Empire Speaks by
Rupinder S. Brar —
Ravinder Singh Sodhi
7 August 2026
ਪ੍ਰੋਫੈ਼ਸਰ ਯੂਨਿਸ ਹਸਨ
ਸ਼ਖ਼ਸੀਅਤ ਕਲਾ ਅਤੇ
ਮੁਲਾਕਾਤਾਂ— ਸਲੀਮ ਆਫ਼ਤਾਬ
ਸਲੀਮ ਕਸੂਰੀ
3 August 2026
ਸਾਡੀ ਜਾਨ ‘ਤੇ ਬਣੀ ਏ –
ਗੁਰਮਿੰਦਰ ਕੈਂਡੋਵਾਲ ਦੀ
ਗੀਤਕਾਰੀ ਵਿੱਚ ਸਮਾਜਿਕ
ਚੇਤਨਾ — ਪਿਆਰਾ ਸਿੰਘ
ਕੁੱਦੋਵਾਲ
31 July 2026
ਬਾਲ-ਮਨ ਦੀ ਸੰਵੇਦਨਾ ਅਤੇ
ਜੀਵਨ-ਮੁੱਲਾਂ ਦਾ ਸਫ਼ਲ
ਸਿਰਜਣ ‘ਟੀਨੂ ਦੀ
ਲਾਇਬ੍ਰੇਰੀ’ — ਰਵਿੰਦਰ ਸਿੰਘ
ਸੋਢੀ
27 July 2026
ਅੰਤਰ-ਚੇਤਨਾ ਦੀ ਰੌਸ਼ਨੀ ਦਾ
ਕਾਵਿ : ਰਾਜੀਵ ਸੇਠ ਦਾ ‘ਮੇਰੇ
ਹਿੱਸੇ ਦਾ ਸੂਰਜ’ — ਰਵਿੰਦਰ
ਸਿੰਘ ਸੋਢੀ
19 July 2026
ਸਮਾਜਕ VIEW ALL
ਨਿਊਜ਼ੀਲੈਂਡ ਤੋਂ ਆਏ ਵਫ਼ਦ ਦਾ
— ਦੇਸ਼ ਭਗਤ ਯਾਦਗਾਰ
ਕਮੇਟੀ ਵੱਲੋਂ ਸਨਮਾਨ
14 December 2025
ਪੰਜਾਬ ਦੇ ਮੁੱਖ ਮੰਤਰੀ ਭਗਵੰਤ
ਸਿੰਘ ਮਾਨ ਦੇ ਨਾਂਅ ਖੁੱਲਾ ਖ਼ੱਤ–
ਮੁੱਖ ਮੰਤਰੀ ਸਿਹਤ ਬੀਮਾ
ਯੋਜਨਾ ਅਤੇ ਆਯੁਸ਼ਮਾਨ
ਕਾਰਡ ਦਾ ਅਸਲੀ ਸੱਚ-ਕੱਚ
ਦਾ ਚਿੱਠਾ
6 March 2024
ਗੁਰਮਤਿ ਤੇ ਸਿੱਖ ਸੋਚ ਦੇ
ਪਹਿਰੇਦਾਰ ਗਿਆਨੀ ਗੁਰਦਿਤ
ਸਿੰਘ— ਉਜਾਗਰ ਸਿੰਘ
27 February 2024
ਪੀਡੀਐਫ/ਪੁਸਤਕਾਂ VIEW ALL
“ਪੰਜਾਬੀ ਕਵਿਤਾ ਵਿੱਚ ਕੰਮ ‘ਤੇ
ਲੱਗੀ ਗ਼ੁਲਾਮੀ–ਸਮਕਾਲੀ
ਪੰਜਾਬੀ ਕਵਿਤਾ ਦੀ ਮੂਲ ਸੀਮਾ:
ਗ਼ੁਲਾਮ ਮਾਨਸਿਕਤਾ”— ਡਾ.
ਸੁਖਪਾਲ ਸੰਘੇੜਾ ਓਰਫ਼ ਪਰਖ਼ਾ
31 March 2026
ਸਮਕਾਲੀ ਪੰਜਾਬੀ ਕਵਿਤਾ
ਵਿੱਚ ਗ਼ੁਲਾਮ-ਮਾਨਸਿਕਤਾ
ਕਾਵਿ ਦਾ ਬਾਦਸ਼ਾਹ: ਸੁਰਜੀਤ
ਪਾਤਰ — ਡਾ. ਸੁਖਪਾਲ ਸੰਘੇੜਾ
ਓਰਫ਼ ਪਰਖ਼ਾ
11 May 2025
ਕਾਵਿ-ਪੁਸਤਕ ‘ਰਾਵਣ ਹੀ
ਰਾਵਣ’ ਦੀ ਪੀਡੀਐਫ —
ਰਵਿੰਦਰ ਸਿੰਘ ਸੋਢੀ
17 December 2024
ਕਾਵਿ-ਸੰਗ੍ਰਹਿ ‘ਕਿੱਸਿਆਂ ਦੇ
ਕੈਦੀ’, ਸੰਸਕਰਨ-2 ਦੀ PDF
(ਪੀ.ਡੀ.ਐਫ਼.)—ਡਾ. ਸੁਖਪਾਲ
ਸੰਘੇੜਾ
16 December 2024
ਸੰਰਚਨਾਵਾਦ ਦਾ
ਭਾਸ਼ਾਵਿਗਿਆਨਕ ਅਾਧਾਰ
— ਡਾ. ਮੰਗਤ ਰਾਏ ਭਾਰਦਵਾਜ
22 January 2024
ਪੰਜਾਬੀ ਭਾਸ਼ਾ ਵਿਗਿਆਨ ਜਾਂ
ਭਾਸ਼ਾ ਅਗਿਆਨ? — ਡਾ.
ਮੰਗਤ ਰਾਏ ਭਾਰਦਵਾਜ
26 October 2023
ਪੰਜਾਬੀ ਬੋਲੀ ਦੇ ਕੁਦਰਤੀ ਸੁਰ
ਤਾਲ—ਮੰਗਤ ਰਾਏ
ਭਾਰਦਵਾਜ-ਨਰਿੰਦਰ ਸਿੰਘ
1 September 2023
Panjabi Language and
Script for the Coming
Panjabi Generations on
the International Stage —
Mangat Rai Bhardwaj (Dr.)
16 August 2023
ਸਾਹਿਤਕ ਸਮਾਚਾਰ VIEW ALL
ਡਾ ਰਤਨ ਸਿੰਘ ਜੱਗੀ
ਯਾਦਗਾਰੀ ‘ਗੁਰਮਤਿ ਰਤਨ’
ਅਵਾਰਡ ਸ਼ਲਾਘਾਯੋਗ
ਉਪਰਾਲਾ — ਉਜਾਗਰ ਸਿੰਘ
27 July 2026
ਕਹਾਣੀਕਾਰ ਲਾਲ ਸਿੰਘ ਦਸੂਹਾ
ਦਾ ਸਾਹਿਤਕ ਮਿਸ਼ਨ ਹਰ ਪਿੰਡ
ਅਤੇ ਘਰ ਤੱਕ ਪਹੁੰਚਾਉਣ ਦਾ
ਅਹਿਦ— ਡਾ. ਅਮਰਜੀਤ
ਦਸੂਹਾ